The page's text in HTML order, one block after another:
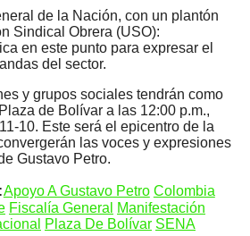
de la Nación, con un plantón
Sindical Obrera (USO):
en este punto para expresar el
del sector.
y grupos sociales tendrán como
de Bolívar a las 12:00 p.m.,
10. Este será el epicentro de la
las voces y expresiones
Gustavo Petro.
Apoyo A Gustavo Petro Colombia
Fiscalía General
Manifestación
Plaza De Bolívar SENA